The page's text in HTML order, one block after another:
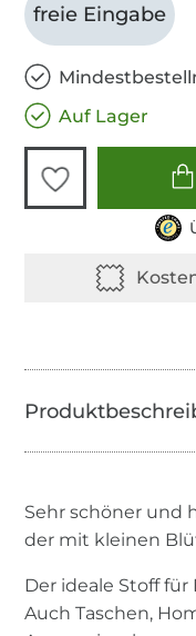
freie Eingabe
Auf Lager
Sehr schöner und
der mit kleinen
Der ideale Stoff
Auch Taschen,